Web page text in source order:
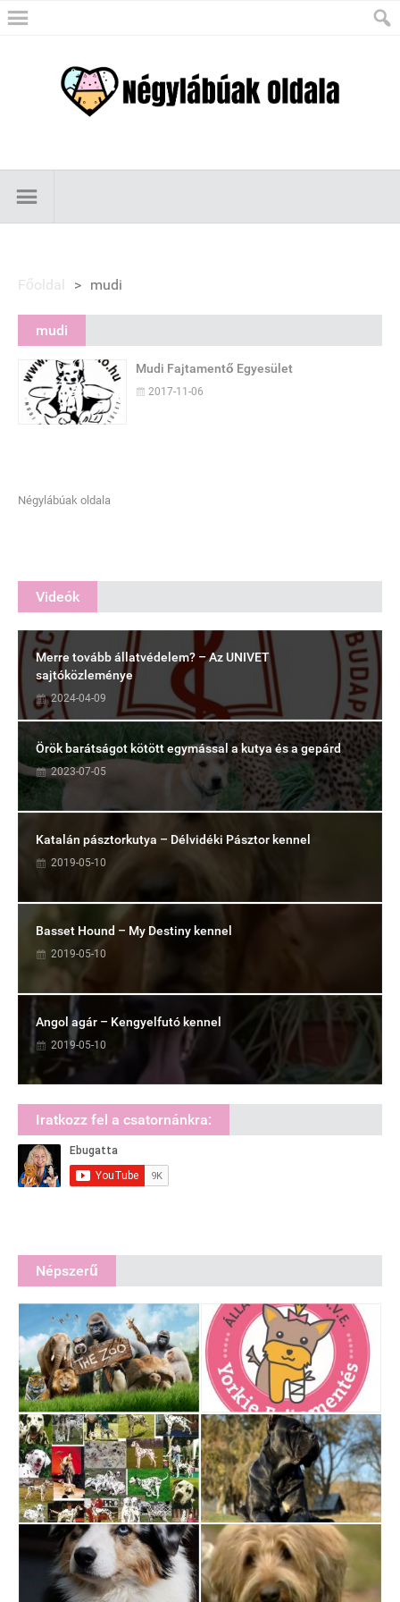
Főoldal > mudi
mudi
Mudi Fajtamentő Egyesület
2017-11-06
Négylábúak oldala
Videók
Merre tovább állatvédelem? – Az UNIVET
sajtóközleménye
2024-04-09
Örök barátságot kötött egymással a kutya és a gepárd
2023-07-05
Katalán pásztorkutya – Délvidéki Pásztor kennel
2019-05-10
Basset Hound – My Destiny kennel
2019-05-10
Angol agár – Kengyelfutó kennel
2019-05-10
Iratkozz fel a csatornánkra:
Népszerű